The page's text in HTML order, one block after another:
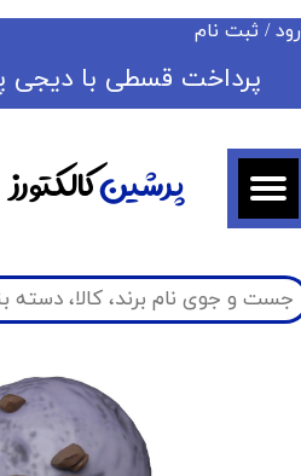
/ ثبت نام
حساب کاربری من
تغییر گذر واژه
سفارشات
خروج از حساب کاربری
​​پرداخت قسطی با
پرشینکالکتورز